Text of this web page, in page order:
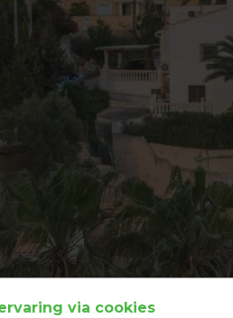
via cookies